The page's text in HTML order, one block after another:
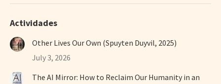
Actividades
Other Lives Our Own (Spuyten Duyvil, 2025)
July 3, 2026
The AI Mirror: How to Reclaim Our Humanity in an